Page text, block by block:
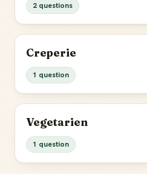
2 questions
Creperie
1 question
Vegetarien
1 question